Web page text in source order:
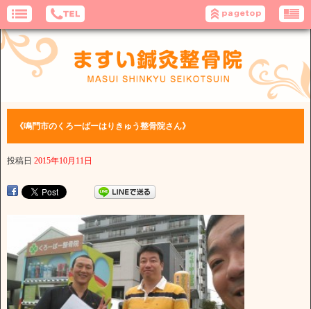
《鳴門市のくろーばーはりきゅう整骨院さん》
投稿日 2015年10月11日